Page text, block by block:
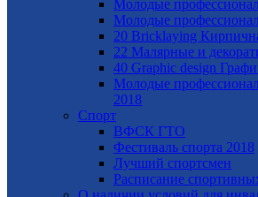
Молодые
Молодые
20 Bricklaying
22 Малярные и
40 Graphic design
Молодые
2018
Спорт
ВФСК ГТО
Фестиваль спорта 2018
Лучший спортсмен
Расписание